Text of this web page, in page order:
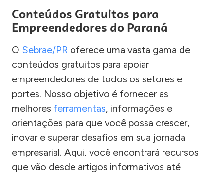
Conteúdos Gratuitos para
Empreendedores do Paraná
O Sebrae/PR oferece uma vasta gama de
conteúdos gratuitos para apoiar
empreendedores de todos os setores e
portes. Nosso objetivo é fornecer as
melhores ferramentas, informações e
orientações para que você possa crescer,
inovar e superar desafios em sua jornada
empresarial. Aqui, você encontrará recursos
que vão desde artigos informativos até